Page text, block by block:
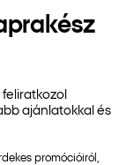
ajánlatokkal és
promócióiról,